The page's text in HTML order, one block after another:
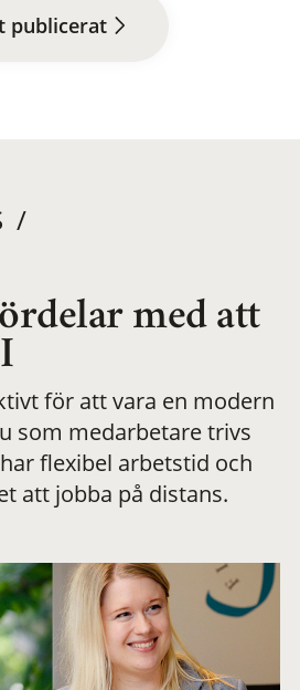
publicerat
på en
och
med att
för att vara en modern
som medarbetare trivs
flexibel arbetstid och
att jobba på distans.